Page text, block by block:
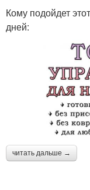
Кому подойдет
дней:
читать дальше →